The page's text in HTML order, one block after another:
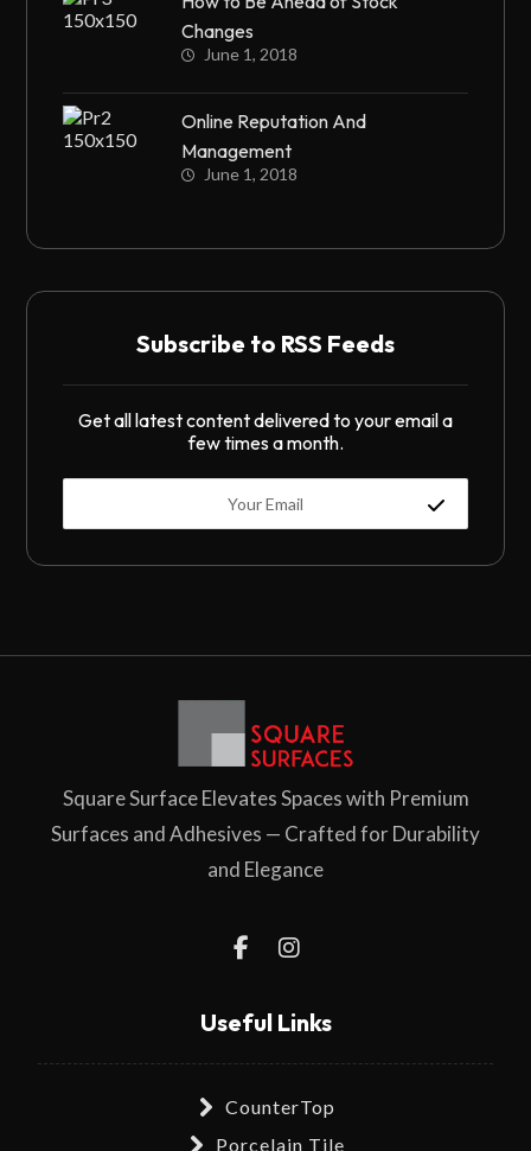
Changes
June 1, 2018
Online Reputation And
Management
June 1, 2018
Subscribe to RSS Feeds
Get all latest content delivered to your email a
few times a month.
Square Surface Elevates Spaces with Premium
Surfaces and Adhesives — Crafted for Durability
and Elegance
Useful Links
CounterTop
Porcelain Tile